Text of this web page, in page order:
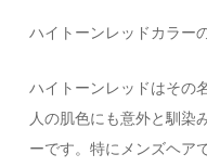
ハイトーンレッドカラー
ハイトーンレッドはその
人の肌色にも意外と馴染
ーです。特にメンズヘア